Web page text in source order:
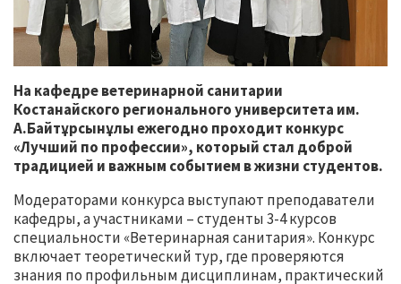
На кафедре ветеринарной санитарии
Костанайского регионального университета им.
А.Байтұрсынұлы ежегодно проходит конкурс
«Лучший по профессии», который стал доброй
традицией и важным событием в жизни студентов.
Модераторами конкурса выступают преподаватели
кафедры, а участниками – студенты 3-4 курсов
специальности «Ветеринарная санитария». Конкурс
включает теоретический тур, где проверяются
знания по профильным дисциплинам, практический